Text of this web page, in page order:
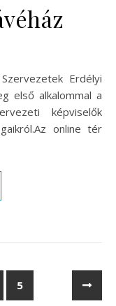
első alkalommal a
képviselők
online tér
5